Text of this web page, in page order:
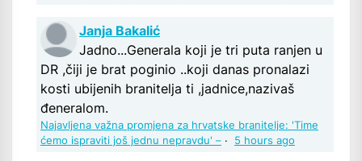
Janja Bakalić
Jadno...Generala koji je tri puta ranjen u
DR ,čiji je brat poginio ..koji danas pronalazi
kosti ubijenih branitelja ti ,jadnice,nazivaš
đeneralom.
Najavljena važna promjena za hrvatske branitelje: 'Time
ćemo ispraviti još jednu nepravdu' – · 5 hours ago